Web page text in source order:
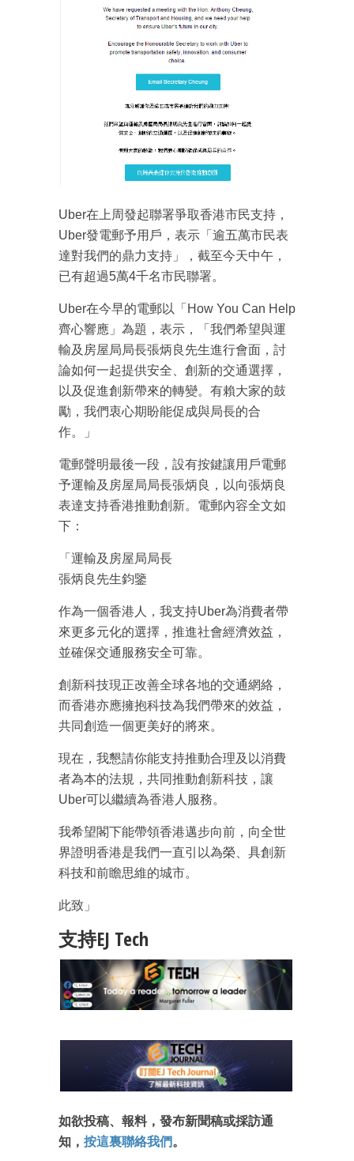
Uber在上周發起聯署爭取香港市民支持，
Uber發電郵予用戶，表示「逾五萬市民表
達對我們的鼎力支持」，截至今天中午，
已有超過5萬4千名市民聯署。
Uber在今早的電郵以「How You Can Help
齊心響應」為題，表示，「我們希望與運
輸及房屋局局長張炳良先生進行會面，討
論如何一起提供安全、創新的交通選擇，
以及促進創新帶來的轉變。有賴大家的鼓
勵，我們衷心期盼能促成與局長的合
作。」
電郵聲明最後一段，設有按鍵讓用戶電郵
予運輸及房屋局局長張炳良，以向張炳良
表達支持香港推動創新。電郵內容全文如
下：
「運輸及房屋局局長
張炳良先生鈞鑒
作為一個香港人，我支持Uber為消費者帶
來更多元化的選擇，推進社會經濟效益，
並確保交通服務安全可靠。
創新科技現正改善全球各地的交通網絡，
而香港亦應擁抱科技為我們帶來的效益，
共同創造一個更美好的將來。
現在，我懇請你能支持推動合理及以消費
者為本的法規，共同推動創新科技，讓
Uber可以繼續為香港人服務。
我希望閣下能帶領香港邁步向前，向全世
界證明香港是我們一直引以為榮、具創新
科技和前瞻思維的城市。
此致」
支持EJ Tech
如欲投稿、報料，發布新聞稿或採訪通
知， 按這裏聯絡我們。
箱！